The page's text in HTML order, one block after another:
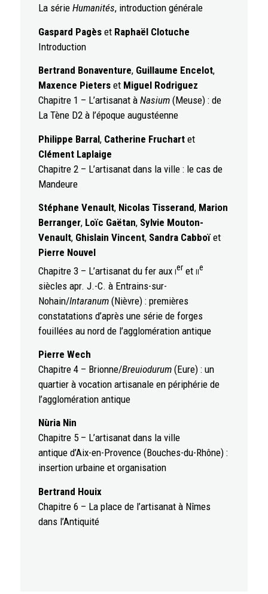
La série Humanités, introduction générale
Gaspard Pagès etRaphaël Clotuche
Introduction
Bertrand Bonaventure,Guillaume Encelot,
Maxence Pieters etMiguel Rodriguez
Chapitre 1 – L’artisanat à Nasium(Meuse) : de
La Tène D2 à l’époque augustéenne
Philippe Barral,Catherine Fruchart et
Clément Laplaige
Chapitre 2 – L’artisanat dans la ville : le cas de
Mandeure
Stéphane Venault,Nicolas Tisserand,Marion
Berranger,Loïc Gaëtan,Sylvie Mouton-
Venault,Ghislain Vincent,Sandra Cabboïet
Pierre Nouvel
Chapitre 3 – L’artisanat du fer aux ieret iie
siècles apr. J.-C. à Entrains-sur-
Nohain/Intaranum(Nièvre) : premières
constatations d’après une série de forges
fouillées au nord de l’agglomération antique
Pierre Wech
Chapitre 4 – Brionne/Breuiodurum(Eure) : un
quartier à vocation artisanale en périphérie de
l’agglomération antique
Nùria Nin
Chapitre 5 – L’artisanat dans la ville
antique d’Aix-en-Provence (Bouches-du-Rhône) :
insertion urbaine et organisation
Bertrand Houix
Chapitre 6 – La place de l’artisanat à Nîmes
dans l’Antiquité